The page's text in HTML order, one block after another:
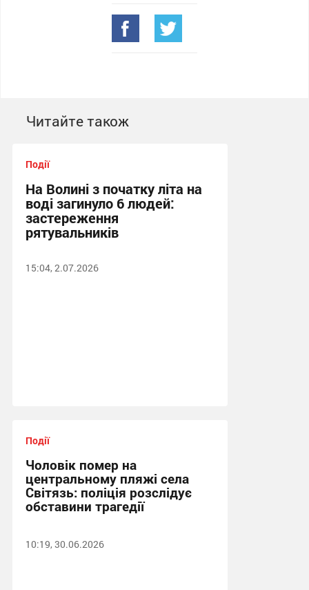
Читайте також
Події
На Волині з початку літа на
воді загинуло 6 людей:
застереження
рятувальників
15:04, 2.07.2026
Події
Чоловік помер на
центральному пляжі села
Світязь: поліція розслідує
обставини трагедії
10:19, 30.06.2026